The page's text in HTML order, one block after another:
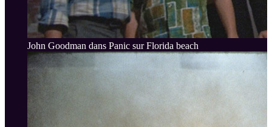
John Goodman dans Panic sur Florida beach